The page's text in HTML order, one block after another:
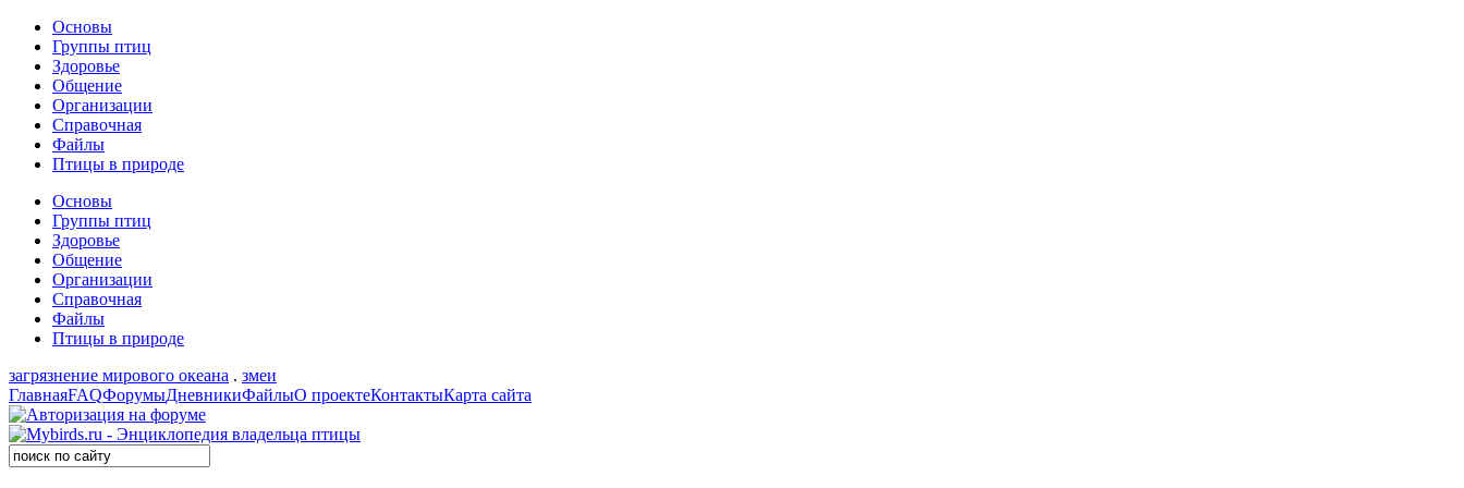
Основы
Группы птиц
Здоровье
Общение
Организации
Справочная
Файлы
Птицы в природе
Основы
Группы птиц
Здоровье
Общение
Организации
Справочная
Файлы
Птицы в природе
загрязнение мирового океана . змеи
ГлавнаяFAQФорумыДневникиФайлыО проектеКонтактыКарта сайта